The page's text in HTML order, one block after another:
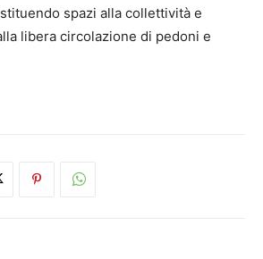
spazi alla collettività e
libera circolazione di pedoni e